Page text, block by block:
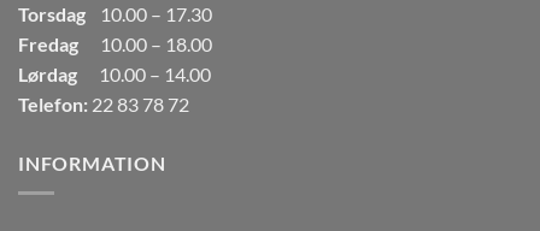
Torsdag
10.00 – 17.30
Fredag
10.00 – 18.00
Lørdag
10.00 – 14.00
Telefon: 22 83 78 72
INFORMATION